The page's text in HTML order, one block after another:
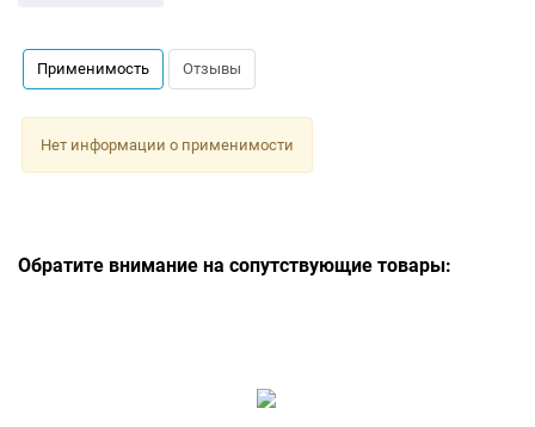
Применимость Отзывы
Нет информации о применимости
Обратите внимание на сопутствующие товары: